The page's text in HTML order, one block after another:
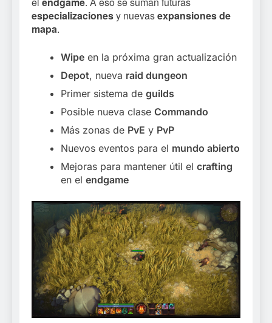
especializacionesy nuevasexpansiones de
mapa.
Wipe en la próxima gran actualización
Depot, nueva raid dungeon
Primer sistema de guilds
Posible nueva clase Commando
Más zonas de PvE y PvP
Nuevos eventos para el mundo abierto
Mejoras para mantener útil el crafting
en el endgame